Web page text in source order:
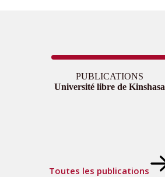
PUBLICATIONS
Université libre de Kinshasa
Toutes les publications